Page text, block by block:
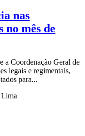
nas
no mês de
a Coordenação Geral de
legais e regimentais,
para...
Lima